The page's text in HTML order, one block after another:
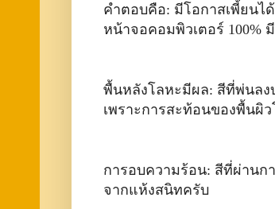
คำตอบคือ: มีโอกาสเพี้ยนไ
หน้าจอคอมพิวเตอร์ 100%
พื้นหลังโลหะมีผล: สีที่พ่นลง
เพราะการสะท้อนของพื้นผิ
การอบความร้อน: สีที่ผ่านก
จากแห้งสนิทครับ